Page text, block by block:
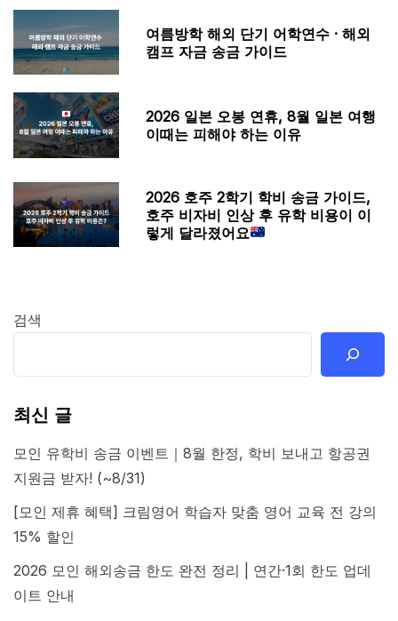
여름방학 해외 단기 어학연수 · 해외
캠프 자금 송금 가이드
2026 일본 오봉 연휴, 8월 일본 여행
이때는 피해야 하는 이유
2026 호주 2학기 학비 송금 가이드,
호주 비자비 인상 후 유학 비용이 이
렇게 달라졌어요
검색
최신 글
모인 유학비 송금 이벤트｜8월 한정, 학비 보내고 항공권
지원금 받자! (~8/31)
[모인 제휴 혜택] 크림영어 학습자 맞춤 영어 교육 전 강의
15% 할인
2026 모인 해외송금 한도 완전 정리 | 연간·1회 한도 업데
이트 안내